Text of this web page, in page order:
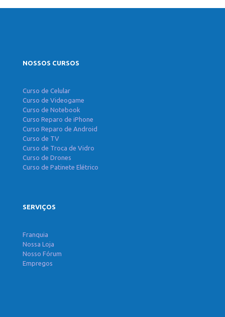
NOSSOS CURSOS
Curso de Celular
Curso de Videogame
Curso de Notebook
Curso Reparo de iPhone
Curso Reparo de Android
Curso de TV
Curso de Troca de Vidro
Curso de Drones
Curso de Patinete Elétrico
SERVIÇOS
Franquia
Nossa Loja
Nosso Fórum
Empregos